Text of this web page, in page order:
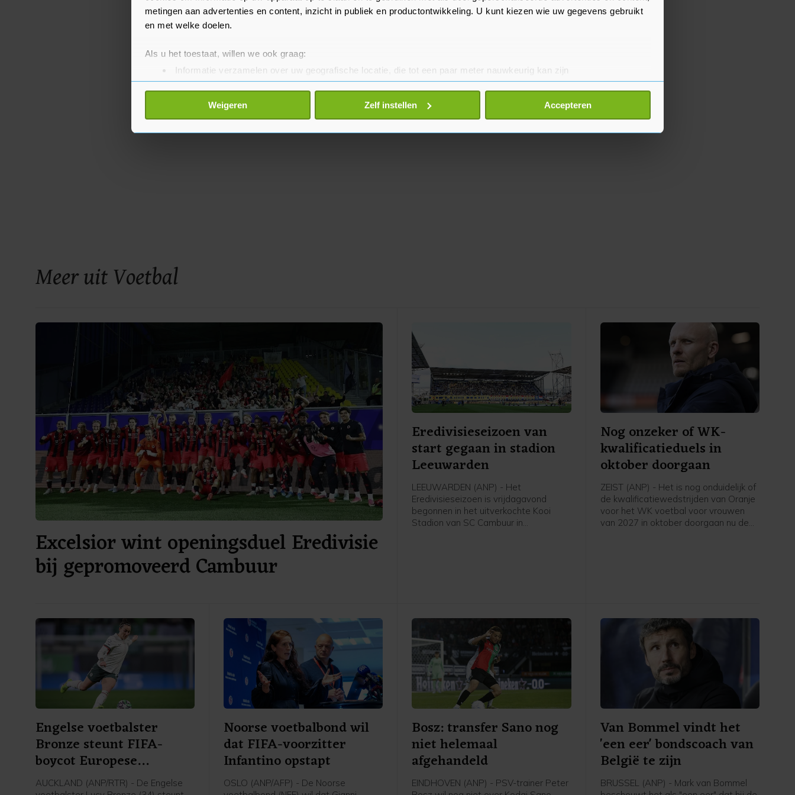
metingen aan advertenties en content, inzicht in publiek en productontwikkeling. U kunt kiezen wie uw gegevens gebruikt
en met welke doelen.
Als u het toestaat, willen we ook graag:
Informatie verzamelen over uw geografische locatie, die tot een paar meter nauwkeurig kan zijn
Uw apparaat identificeren door het actief te scannen op specifieke eigenschappen (fingerprinting)
Lees meer over hoe uw persoonlijke gegevens worden verwerkt en stel uw voorkeuren in het
detailgedeelte
Weigeren Zelf instellen Accepteren
Meer uit Voetbal
Excelsior wint openingsduel Eredivisie
bij gepromoveerd Cambuur
Eredivisieseizoen van
start gegaan in stadion
Leeuwarden
LEEUWARDEN (ANP) - Het
Eredivisieseizoen is vrijdagavond
begonnen in het uitverkochte Kooi
Stadion van SC Cambuur in
Nog onzeker of WK-
kwalificatieduels in
oktober doorgaan
ZEIST (ANP) - Het is nog onduidelijk of
de kwalificatiewedstrijden van Oranje
voor het WK voetbal voor vrouwen
van 2027 in oktober doorgaan nu de
of de duels door zullen gaan.
Engelse voetbalster
Bronze steunt FIFA-
boycot Europese
speelsters
AUCKLAND (ANP/RTR) - De Engelse
Noorse voetbalbond wil
dat FIFA-voorzitter
Infantino opstapt
OSLO (ANP/AFP) - De Noorse
Bosz: transfer Sano nog
niet helemaal
afgehandeld
EINDHOVEN (ANP) - PSV-trainer Peter
Van Bommel vindt het
'een eer' bondscoach van
België te zijn
BRUSSEL (ANP) - Mark van Bommel